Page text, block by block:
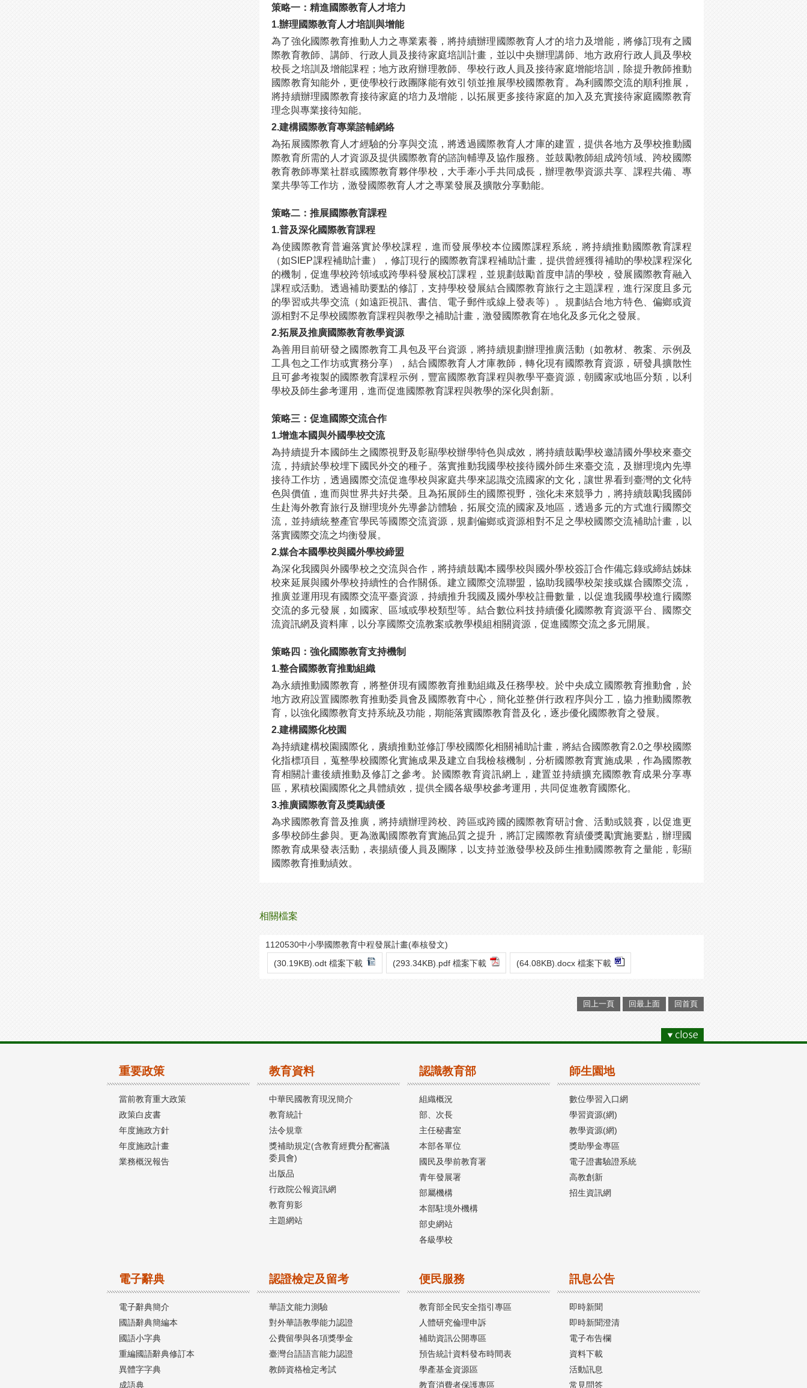
策略一：精進國際教育人才培力
1.辦理國際教育人才培訓與增能
為了強化國際教育推動人力之專業素養，將持續辦理國際教育人才的培力及增能，將修訂現有之國
際教育教師、講師、行政人員及接待家庭培訓計畫，並以中央辦理講師、地方政府行政人員及學校
校長之培訓及增能課程；地方政府辦理教師、學校行政人員及接待家庭增能培訓，除提升教師推動
國際教育知能外，更使學校行政團隊能有效引領並推展學校國際教育。為利國際交流的順利推展，
將持續辦理國際教育接待家庭的培力及增能，以拓展更多接待家庭的加入及充實接待家庭國際教育
理念與專業接待知能。
2.建構國際教育專業諮輔網絡
為拓展國際教育人才經驗的分享與交流，將透過國際教育人才庫的建置，提供各地方及學校推動國
際教育所需的人才資源及提供國際教育的諮詢輔導及協作服務。並鼓勵教師組成跨領域、跨校國際
教育教師專業社群或國際教育夥伴學校，大手牽小手共同成長，辦理教學資源共享、課程共備、專
業共學等工作坊，激發國際教育人才之專業發展及擴散分享動能。
策略二：推展國際教育課程
1.普及深化國際教育課程
為使國際教育普遍落實於學校課程，進而發展學校本位國際課程系統，將持續推動國際教育課程
（如SIEP課程補助計畫），修訂現行的國際教育課程補助計畫，提供曾經獲得補助的學校課程深化
的機制，促進學校跨領域或跨學科發展校訂課程，並規劃鼓勵首度申請的學校，發展國際教育融入
課程或活動。透過補助要點的修訂，支持學校發展結合國際教育旅行之主題課程，進行深度且多元
的學習或共學交流（如遠距視訊、書信、電子郵件或線上發表等）。規劃結合地方特色、偏鄉或資
源相對不足學校國際教育課程與教學之補助計畫，激發國際教育在地化及多元化之發展。
2.拓展及推廣國際教育教學資源
為善用目前研發之國際教育工具包及平台資源，將持續規劃辦理推廣活動（如教材、教案、示例及
工具包之工作坊或實務分享），結合國際教育人才庫教師，轉化現有國際教育資源，研發具擴散性
且可參考複製的國際教育課程示例，豐富國際教育課程與教學平臺資源，朝國家或地區分類，以利
學校及師生參考運用，進而促進國際教育課程與教學的深化與創新。
策略三：促進國際交流合作
1.增進本國與外國學校交流
為持續提升本國師生之國際視野及彰顯學校辦學特色與成效，將持續鼓勵學校邀請國外學校來臺交
流，持續於學校埋下國民外交的種子。落實推動我國學校接待國外師生來臺交流，及辦理境內先導
接待工作坊，透過國際交流促進學校與家庭共學來認識交流國家的文化，讓世界看到臺灣的文化特
色與價值，進而與世界共好共榮。且為拓展師生的國際視野，強化未來競爭力，將持續鼓勵我國師
生赴海外教育旅行及辦理境外先導參訪體驗，拓展交流的國家及地區，透過多元的方式進行國際交
流，並持續統整產官學民等國際交流資源，規劃偏鄉或資源相對不足之學校國際交流補助計畫，以
落實國際交流之均衡發展。
2.媒合本國學校與國外學校締盟
為深化我國與外國學校之交流與合作，將持續鼓勵本國學校與國外學校簽訂合作備忘錄或締結姊妹
校來延展與國外學校持續性的合作關係。建立國際交流聯盟，協助我國學校架接或媒合國際交流，
推廣並運用現有國際交流平臺資源，持續推升我國及國外學校註冊數量，以促進我國學校進行國際
交流的多元發展，如國家、區域或學校類型等。結合數位科技持續優化國際教育資源平台、國際交
流資訊網及資料庫，以分享國際交流教案或教學模組相關資源，促進國際交流之多元開展。
策略四：強化國際教育支持機制
1.整合國際教育推動組織
為永續推動國際教育，將整併現有國際教育推動組織及任務學校。於中央成立國際教育推動會，於
地方政府設置國際教育推動委員會及國際教育中心，簡化並整併行政程序與分工，協力推動國際教
育，以強化國際教育支持系統及功能，期能落實國際教育普及化，逐步優化國際教育之發展。
2.建構國際化校園
為持續建構校園國際化，賡續推動並修訂學校國際化相關補助計畫，將結合國際教育2.0之學校國際
化指標項目，蒐整學校國際化實施成果及建立自我檢核機制，分析國際教育實施成果，作為國際教
育相關計畫後續推動及修訂之參考。於國際教育資訊網上，建置並持續擴充國際教育成果分享專
區，累積校園國際化之具體績效，提供全國各級學校參考運用，共同促進教育國際化。
3.推廣國際教育及獎勵績優
為求國際教育普及推廣，將持續辦理跨校、跨區或跨國的國際教育研討會、活動或競賽，以促進更
多學校師生參與。更為激勵國際教育實施品質之提升，將訂定國際教育績優獎勵實施要點，辦理國
際教育成果發表活動，表揚績優人員及團隊，以支持並激發學校及師生推動國際教育之量能，彰顯
國際教育推動績效。
相關檔案
1120530中小學國際教育中程發展計畫(奉核發文)
(30.19KB).odt 檔案下載
(293.34KB).pdf 檔案下載 (64.08KB).docx 檔案下載
回上一頁 回最上面 回首頁
重要政策
當前教育重大政策
政策白皮書
年度施政方針
年度施政計畫
業務概況報告
教育資料
中華民國教育現況簡介
教育統計
法令規章
獎補助規定(含教育經費分配審議
委員會)
出版品
行政院公報資訊網
教育剪影
主題網站
認識教育部
組織概況
部、次長
主任秘書室
本部各單位
國民及學前教育署
青年發展署
部屬機構
本部駐境外機構
部史網站
各級學校
師生園地
數位學習入口網
學習資源(網)
教學資源(網)
獎助學金專區
電子證書驗證系統
高教創新
招生資訊網
電子辭典
電子辭典簡介
國語辭典簡編本
國語小字典
重編國語辭典修訂本
異體字字典
成語典
認證檢定及留考
華語文能力測驗
對外華語教學能力認證
公費留學與各項獎學金
臺灣台語語言能力認證
教師資格檢定考試
便民服務
教育部全民安全指引專區
人體研究倫理申訴
補助資訊公開專區
預告統計資料發布時間表
學產基金資源區
教育消費者保護專區
訊息公告
即時新聞
即時新聞澄清
電子布告欄
資料下載
活動訊息
常見問答